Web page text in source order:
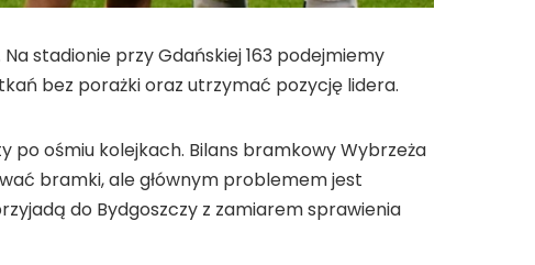
stadionie przy Gdańskiej 163 podejmiemy
bez porażki oraz utrzymać pozycję lidera.
ośmiu kolejkach. Bilans bramkowy Wybrzeża
bramki, ale głównym problemem jest
do Bydgoszczy z zamiarem sprawienia